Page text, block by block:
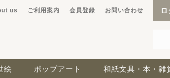
us ご利用案内 会員登録 お問い合わせ
絵 ポップアート 和紙文具・本・雑